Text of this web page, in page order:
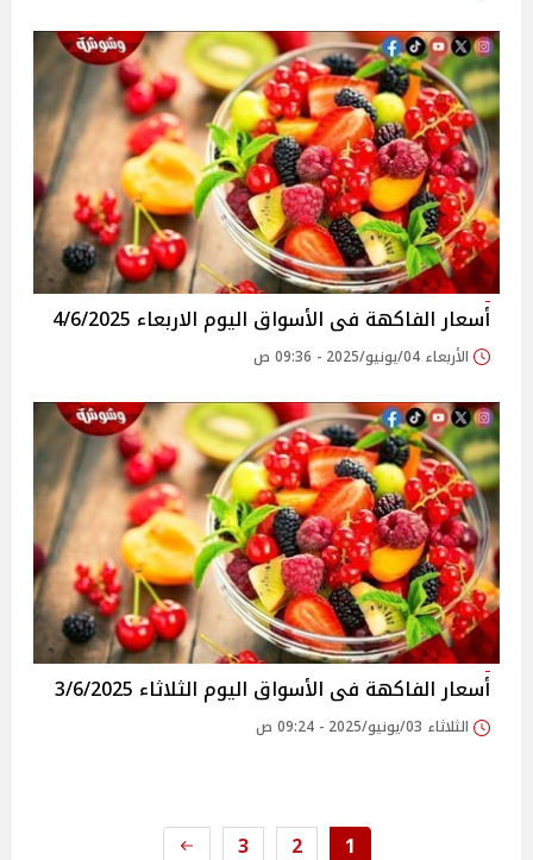
أسعار الفاكهة فى الأسواق‎‎ اليوم الاربعاء 4/6/2025
الأربعاء 04/يونيو/2025 - 09:36 ص
أسعار الفاكهة فى الأسواق‎‎ اليوم الثلاثاء 3/6/2025
الثلاثاء 03/يونيو/2025 - 09:24 ص
1
2
3